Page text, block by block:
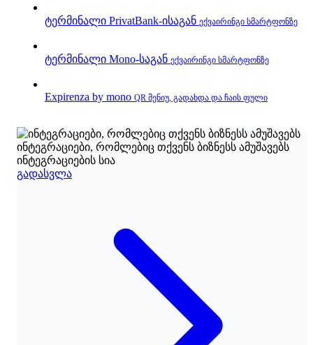
ტერმინალი PrivatBank‑ისაგან ექვაირინგი სმარტფონზე
ტერმინალი Mono‑საგან ექვაირინგი სმარტფონზე
Expirenza by mono QR მენიუ, გადახდა და ჩაის ფული
ინტეგრაციები, რომლებიც თქვენს ბიზნესს ამუშავებს
ინტეგრაციების სია
გადასვლა